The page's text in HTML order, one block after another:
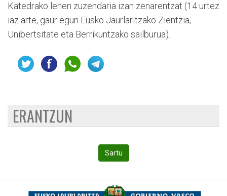
Katedrako lehen zuzendaria izan zenarentzat (14 urtez
iaz arte, gaur egun Eusko Jaurlaritzako Zientzia,
Unibertsitate eta Berrikuntzako sailburua).
ERANTZUN
Sartu